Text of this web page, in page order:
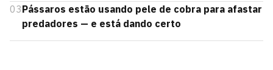
03Pássaros estão usando pele de cobra para afastar
predadores — e está dando certo